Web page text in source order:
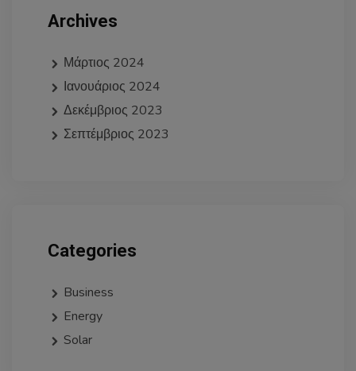
Archives
Μάρτιος 2024
Ιανουάριος 2024
Δεκέμβριος 2023
Σεπτέμβριος 2023
Categories
Business
Energy
Solar